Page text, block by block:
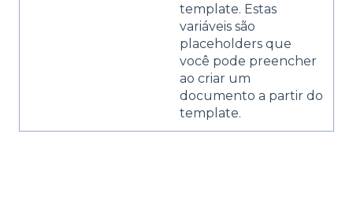
template. Estas
variáveis são
placeholders que
você pode preencher
ao criar um
documento a partir do
template.